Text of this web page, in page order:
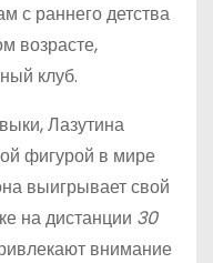
с раннего детства
возрасте,
клуб.
Лазутина
фигурой в мире
выигрывает свой
на дистанции 30
внимание